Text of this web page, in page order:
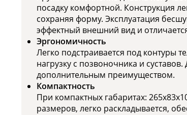
посадку комфортной. Конструкция
сохраняя форму. Эксплуатация
эффектный внешний вид и
Эргономичность
Легко подстраивается под контуры
нагрузку с позвоночника и
дополнительным преимуществом.
Компактность
При компактных габаритах:
размеров, легко раскладывается,